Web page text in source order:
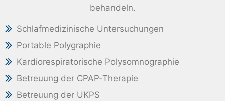
behandeln.
Schlafmedizinische Untersuchungen
Portable Polygraphie
Kardiorespiratorische Polysomnographie
Betreuung der CPAP-Therapie
Betreuung der UKPS